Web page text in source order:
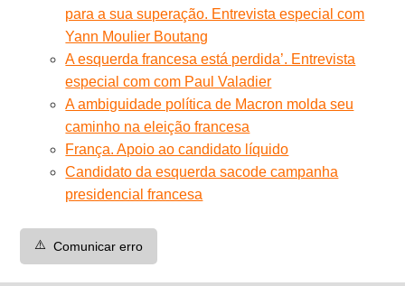
para a sua superação. Entrevista especial com
Yann Moulier Boutang
A esquerda francesa está perdida’. Entrevista
especial com com Paul Valadier
A ambiguidade política de Macron molda seu
caminho na eleição francesa
França. Apoio ao candidato líquido
Candidato da esquerda sacode campanha
presidencial francesa
⚠️ Comunicar erro